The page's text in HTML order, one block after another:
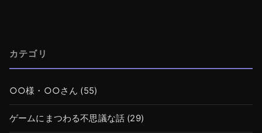
カテゴリ
○○様・○○さん (55)
ゲームにまつわる不思議な話 (29)